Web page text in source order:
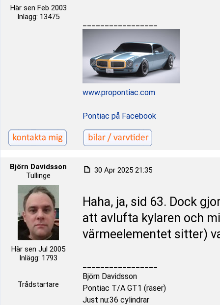
Här sen Feb 2003
Inlägg: 13475
www.propontiac.com
Pontiac på Facebook
Björn Davidsson
Tullinge
Här sen Jul 2005
Inlägg: 1793
Trådstartare
30 Apr 2025 21:35
Haha, ja, sid 63. Dock
att avlufta kylaren och
värmeelementet sitter)
Björn Davidsson
Pontiac T/A GT1 (räser)
Just nu:36 cylindrar